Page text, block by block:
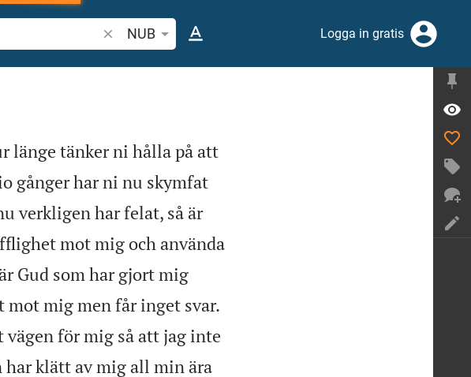
Sök bibelvers eller ord
NUB Logga in gratis
länge tänker ni hålla på att
gånger har ni nu skymfat
verkligen har felat, så är
mot mig och använda
Gud som har gjort mig
mot mig men får inget svar.
vägen för mig så att jag inte
har klätt av mig all min ära